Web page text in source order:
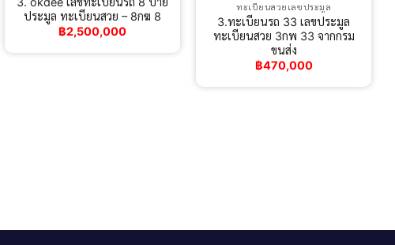
ประมูล ทะเบียนสวย – 8กฆ 8
฿2,500,000
ทะเบียนสวยเลขประมูล
3.ทะเบียนรถ 33 เลขประมูล
ทะเบียนสวย 3กพ 33 จากกรม
ขนส่ง
฿470,000